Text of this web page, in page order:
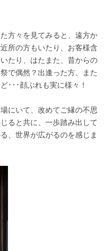
方々を見てみると、遠方か
所の方もいたり、お客様含
たり、はたまた、昔からの
で偶然？出逢った方、また
･･･顔ぶれも実に様々！
にいて、改めてご縁の不思
ると共に、一歩踏み出して
、世界が広がるのを感じま